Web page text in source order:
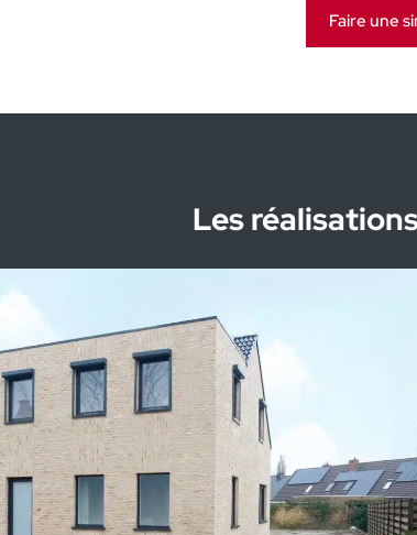
192.964€ htva
fermé
Faire une
Les